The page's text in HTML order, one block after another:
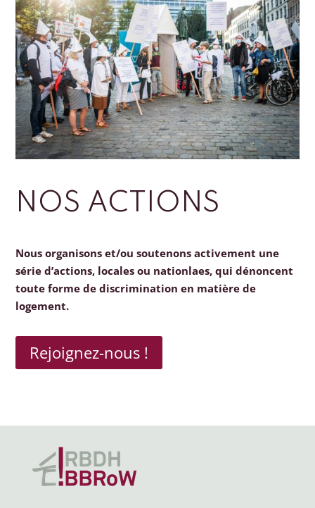
NOS ACTIONS
Nous organisons et/ou soutenons activement une
série d’actions, locales ou nationlaes, qui dénoncent
toute forme de discrimination en matière de
logement.
Rejoignez-nous !